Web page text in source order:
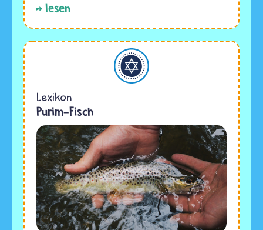
lesen
Judentum
Lexikon
Purim-Fisch